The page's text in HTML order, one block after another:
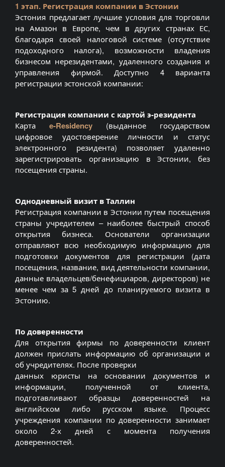
1 этап. Регистрация компании в Эстонии
Эстония предлагает лучшие условия для торговли
на Амазон в Европе, чем в других странах ЕС,
благодаря своей налоговой системе (отсутствие
подоходного налога), возможности владения
бизнесом нерезидентами, удаленного создания и
управления фирмой. Доступно 4 варианта
регистрации эстонской компании:
Регистрация компании с картой э-резидента
Карта e-Residency (выданное государством
цифровое удостоверение личности и статус
электронного резидента) позволяет удаленно
зарегистрировать организацию в Эстонии, без
посещения страны.
Однодневный визит в Таллин
Регистрация компании в Эстонии путем посещения
страны учредителем – наиболее быстрый способ
открытия бизнеса. Основатели организации
отправляют всю необходимую информацию для
подготовки документов для регистрации (дата
посещения, название, вид деятельности компании,
данные владельцев/бенефициаров, директоров) не
менее чем за 5 дней до планируемого визита в
Эстонию.
По доверенности
Для открытия фирмы по доверенности клиент
должен прислать информацию об организации и
об учредителях. После проверки
данных юристы на основании документов и
информации, полученной от клиента,
подготавливают образцы доверенностей на
английском либо русском языке. Процесс
учреждения компании по доверенности занимает
около 2-х дней с момента получения
доверенностей.